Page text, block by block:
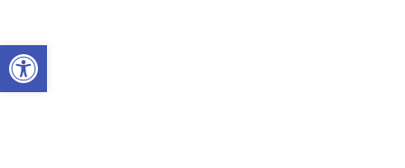
Abrir a barra de ferramentas